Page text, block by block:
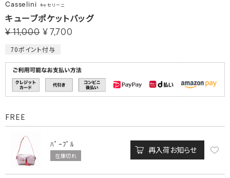
Casselini キャセリーニ
キューブポケットバッグ
¥ 11,000 ¥ 7,700
70ポイント付与
FREE
ﾊﾟｰﾌﾟﾙ
在庫切れ
再入荷お知らせ